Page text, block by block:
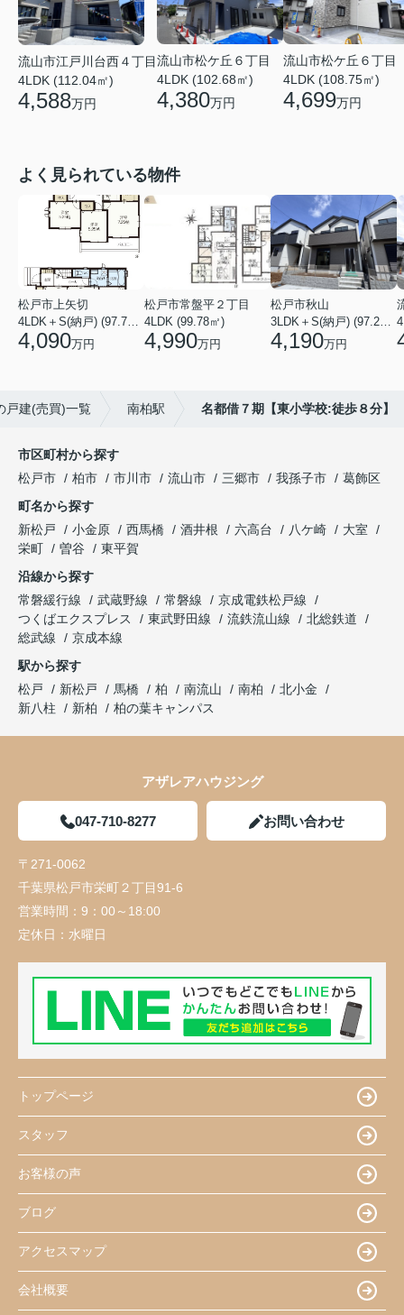
流山市江戸川台西４丁目
4LDK (112.04㎡)
4,588万円
流山市松ケ丘６丁目
4LDK (102.68㎡)
4,380万円
流山市松ケ丘６丁目
4LDK (108.75㎡)
4,699万円
よく見られている物件
松戸市上矢切
4,090万円
松戸市常盤平２丁目
4LDK (99.78㎡)
4,990万円
松戸市秋山
4,190万円
戸建(売買)一覧 南柏駅 名都借７期【東小学校:徒歩８分】
市区町村から探す
松戸市
柏市 市川市 流山市 三郷市 我孫子市
葛飾区
町名から探す
新松戸
小金原 西馬橋 酒井根 六高台 八ケ崎
大室
栄町
曽谷
東平賀
沿線から探す
常磐緩行線
武蔵野線 常磐線
京成電鉄松戸線
つくばエクスプレス
東武野田線 流鉄流山線
北総鉄道
総武線
京成本線
駅から探す
松戸
新松戸 馬橋 柏 南流山 南柏
北小金
新八柱
新柏 柏の葉キャンパス
アザレアハウジング
047-710-8277 お問い合わせ
〒271-0062
千葉県松戸市栄町２丁目91-6
営業時間： 9：00～18:00
定休日： 水曜日
トップページ
スタッフ
お客様の声
ブログ
アクセスマップ
会社概要